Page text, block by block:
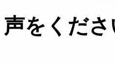
声をくださ